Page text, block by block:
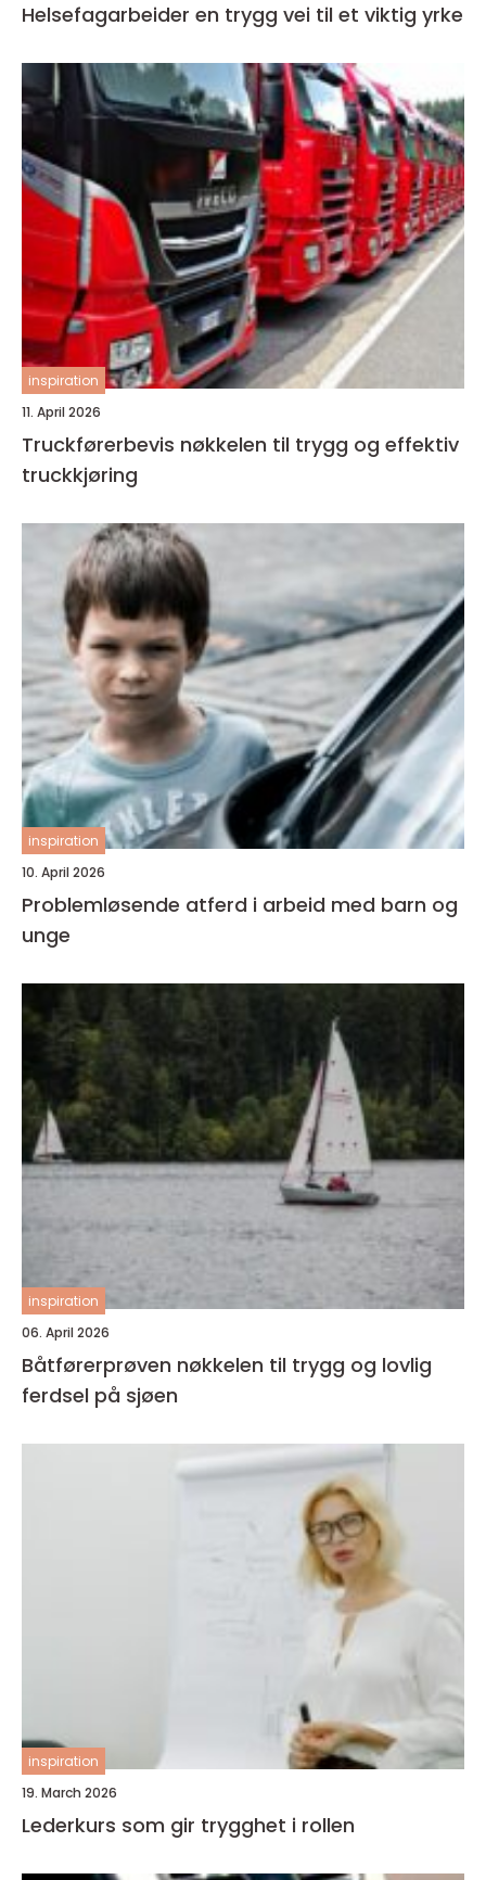
Helsefagarbeider en trygg vei til et viktig yrke
inspiration
11. April 2026
Truckførerbevis nøkkelen til trygg og effektiv
truckkjøring
inspiration
10. April 2026
Problemløsende atferd i arbeid med barn og
unge
inspiration
06. April 2026
Båtførerprøven nøkkelen til trygg og lovlig
ferdsel på sjøen
inspiration
19. March 2026
Lederkurs som gir trygghet i rollen